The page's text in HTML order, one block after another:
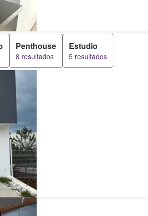
Penthouse
8 resultados
Estudio
5 resultados